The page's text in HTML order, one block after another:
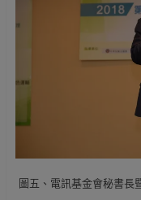
圖五、電訊基金會秘書長